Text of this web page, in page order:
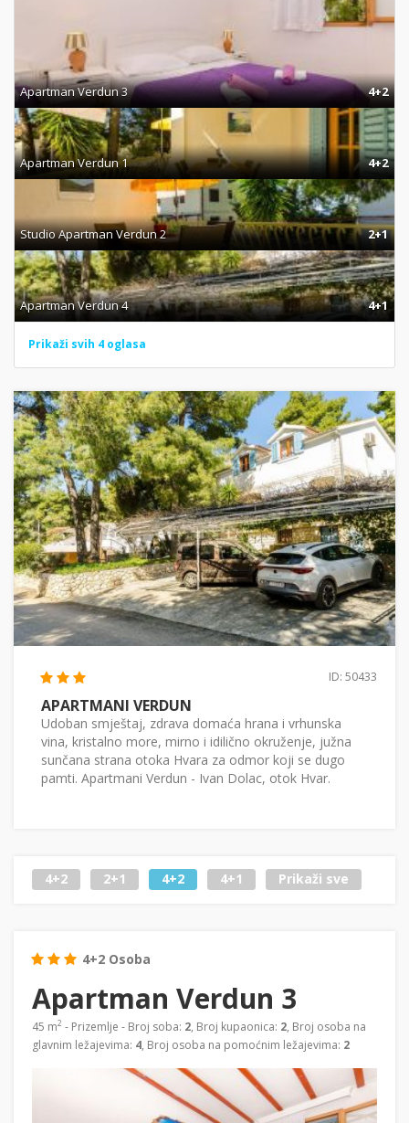
Apartman Verdun 3 4+2
Apartman Verdun 1 4+2
Studio Apartman Verdun 2 2+1
Apartman Verdun 4 4+1
Prikaži svih 4 oglasa
ID: 50433
APARTMANI VERDUN
Udoban smještaj, zdrava domaća hrana i vrhunska
vina, kristalno more, mirno i idilično okruženje, južna
sunčana strana otoka Hvara za odmor koji se dugo
pamti. Apartmani Verdun - Ivan Dolac, otok Hvar.
4+2 2+1 4+2 4+1 Prikaži sve
4+2 Osoba
Apartman Verdun 3
45 m2 - Prizemlje - Broj soba: 2, Broj kupaonica: 2, Broj osoba na
glavnim ležajevima: 4, Broj osoba na pomoćnim ležajevima: 2